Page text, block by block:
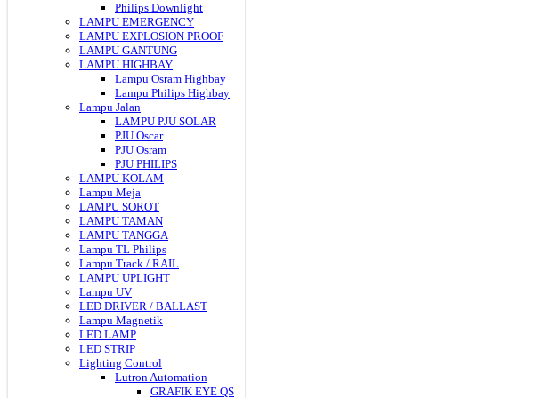
Philips Downlight
LAMPU EMERGENCY
LAMPU EXPLOSION PROOF
LAMPU GANTUNG
LAMPU HIGHBAY
Lampu Osram Highbay
Lampu Philips Highbay
Lampu Jalan
LAMPU PJU SOLAR
PJU Oscar
PJU Osram
PJU PHILIPS
LAMPU KOLAM
Lampu Meja
LAMPU SOROT
LAMPU TAMAN
LAMPU TANGGA
Lampu TL Philips
Lampu Track / RAIL
LAMPU UPLIGHT
Lampu UV
LED DRIVER / BALLAST
Lampu Magnetik
LED LAMP
LED STRIP
Lighting Control
Lutron Automation
GRAFIK EYE QS